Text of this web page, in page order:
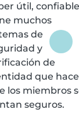
útil,
muchos
de
y
de
que
los miembros
seguros.